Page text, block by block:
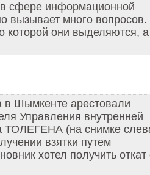
сфере информационной
вызывает много вопросов.
которой они выделяются, а
в Шымкенте арестовали
Управления внутренней
ТОЛЕГЕНА (на снимке
взятки путем
хотел получить откат